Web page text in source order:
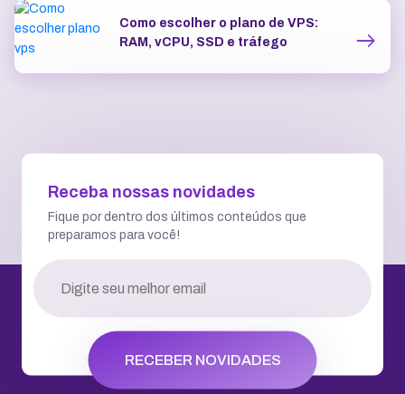
Como escolher o plano de VPS:
RAM, vCPU, SSD e tráfego
Receba nossas novidades
Fique por dentro dos últimos conteúdos que
preparamos para você!
RECEBER NOVIDADES